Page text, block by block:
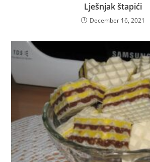
Lješnjak štapići
December 16, 2021